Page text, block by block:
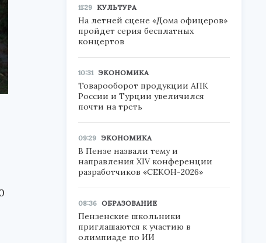
11:29 КУЛЬТУРА
На летней сцене «Дома офицеров»
пройдет серия бесплатных
концертов
10:31 ЭКОНОМИКА
Товарооборот продукции АПК
России и Турции увеличился
почти на треть
09:29 ЭКОНОМИКА
В Пензе назвали тему и
направления XIV конференции
разработчиков «СЕКОН-2026»
08:36 ОБРАЗОВАНИЕ
Пензенские школьники
приглашаются к участию в
олимпиаде по ИИ